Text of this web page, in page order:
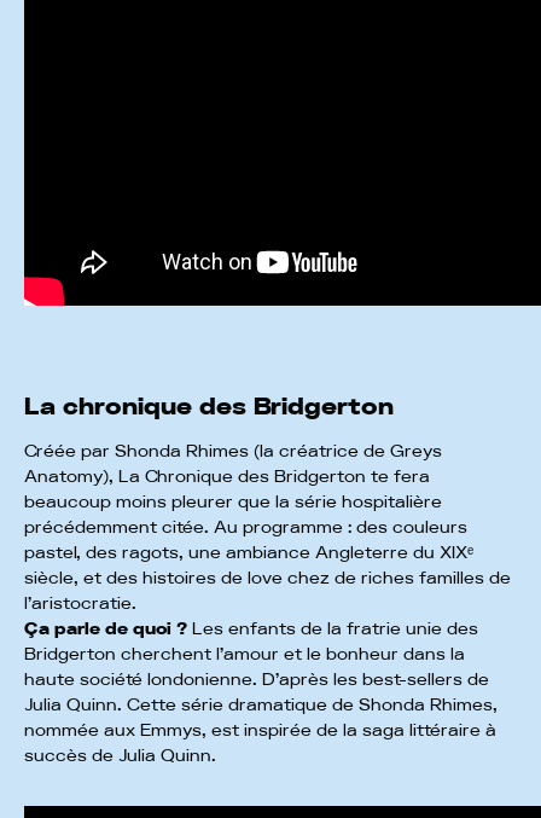
La chronique des Bridgerton
Créée par Shonda Rhimes (la créatrice de Greys
Anatomy), La Chronique des Bridgerton te fera
beaucoup moins pleurer que la série hospitalière
précédemment citée. Au programme : des couleurs
pastel, des ragots, une ambiance Angleterre du XIXᵉ
siècle, et des histoires de love chez de riches familles de
l’aristocratie.
Ça parle de quoi ? Les enfants de la fratrie unie des
Bridgerton cherchent l’amour et le bonheur dans la
haute société londonienne. D’après les best-sellers de
Julia Quinn. Cette série dramatique de Shonda Rhimes,
nommée aux Emmys, est inspirée de la saga littéraire à
succès de Julia Quinn.